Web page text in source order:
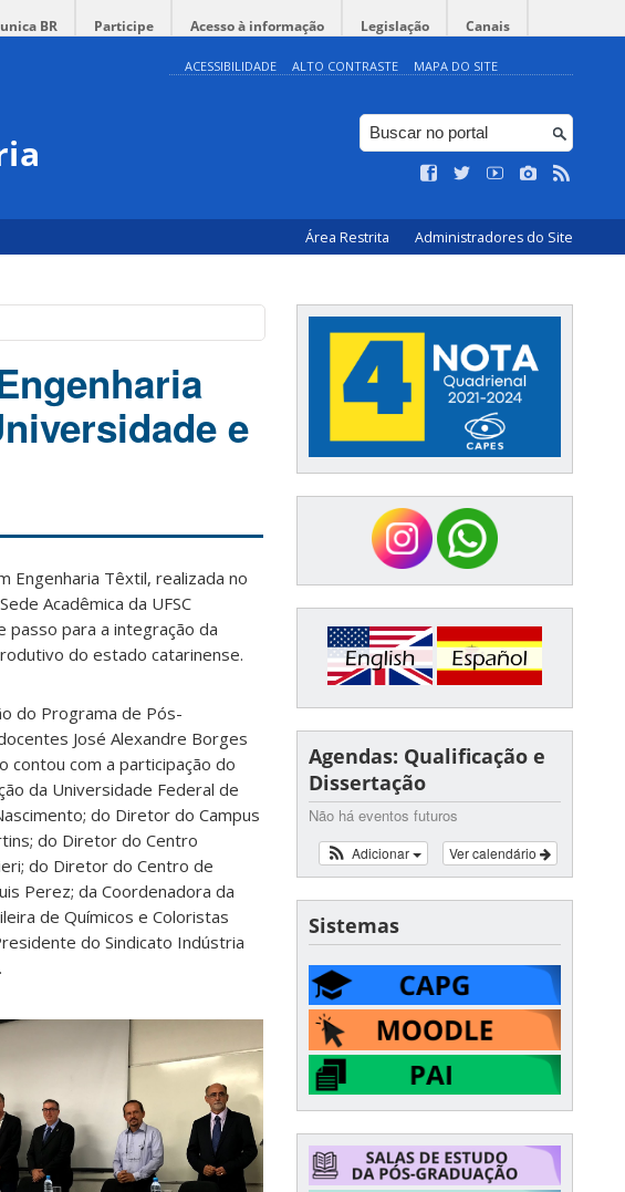
BR Participe Acesso à informação Legislação Canais
ACESSIBILIDADE ALTO CONTRASTE MAPA DO SITE
Área Restrita Administradores do Site
e
Engenharia Têxtil, realizada no
Acadêmica da UFSC
passo para a integração da
do estado catarinense.
do Programa de Pós-
José Alexandre Borges
contou com a participação do
da Universidade Federal de
do Diretor do Campus
do Diretor do Centro
do Diretor do Centro de
Perez; da Coordenadora da
de Químicos e Coloristas
do Sindicato Indústria
Agendas: Qualificação e
Dissertação
Não há eventos futuros
Ver calendário
Adicionar
Sistemas